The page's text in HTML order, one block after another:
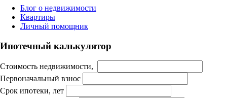
Блог о недвижимости
Квартиры
Личный помощник
Ипотечный калькулятор
Стоимость недвижимости,
Первоначальный взнос
Срок ипотеки, лет